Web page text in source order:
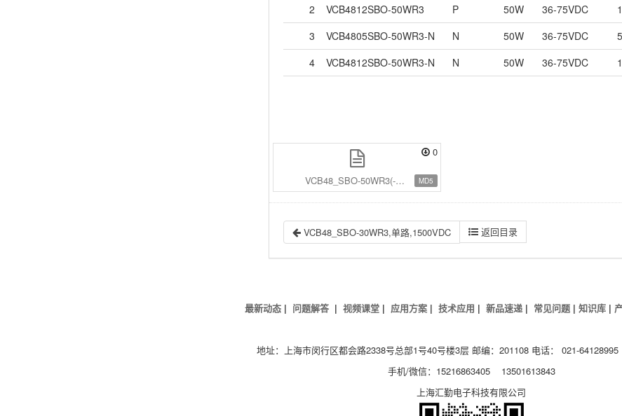
2
VCB4812SBO-50WR3 P 50W 36-75VDC
3
VCB4805SBO-50WR3-N N 50W 36-75VDC
4
VCB4812SBO-50WR3-N N 50W 36-75VDC
VCB48_SBO-50WR3(-N).pdf
0
MD5
VCB48_SBO-30WR3,单路,1500VDC 返回目录
最新动态 | 问题解答 | 视频课堂 | 应用方案 | 技术应用 | 新品速递 | 常见问题 | 知识库 |
地址：上海市闵行区都会路2338号总部1号40号楼3层 邮编：201108 电话： 021-
手机/微信：15216863405 13501613843
上海汇勤电子科技有限公司